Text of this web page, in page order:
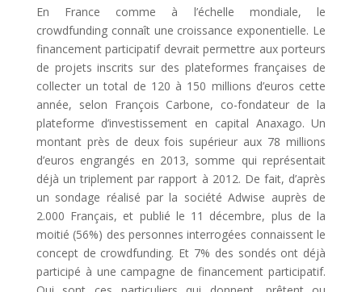
En France comme à l’échelle mondiale, le
crowdfunding connaît une croissance exponentielle. Le
financement participatif devrait permettre aux porteurs
de projets inscrits sur des plateformes françaises de
collecter un total de 120 à 150 millions d’euros cette
année, selon François Carbone, co-fondateur de la
plateforme d’investissement en capital Anaxago. Un
montant près de deux fois supérieur aux 78 millions
d’euros engrangés en 2013, somme qui représentait
déjà un triplement par rapport à 2012. De fait, d’après
un sondage réalisé par la société Adwise auprès de
2.000 Français, et publié le 11 décembre, plus de la
moitié (56%) des personnes interrogées connaissent le
concept de crowdfunding. Et 7% des sondés ont déjà
participé à une campagne de financement participatif.